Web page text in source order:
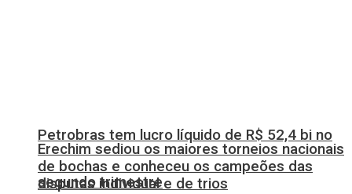
Petrobras tem lucro líquido de R$ 52,4 bi no
segundo trimestre
Erechim sediou os maiores torneios nacionais
de bochas e conheceu os campeões das
disputas individual e de trios